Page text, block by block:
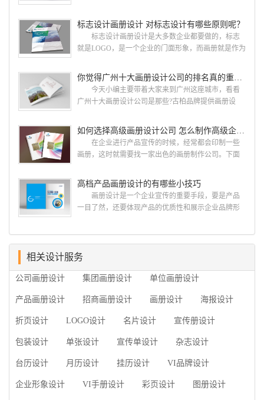
就给大家说说广州画册设计找哪家公司。 广州画
册设计哪家公司好？本地人都会选择古柏品牌设
计 广州古柏品牌设计有限公司成立于2004年，是
由一群专业、独特的IT精英组成的团队。一直以来，
国网络应用的现状和趋势有很深的...
标志设计画册设计 对标志设计有哪些原则呢？
标志设计画册设计是大多数企业都要做的，标志
就是LOGO，是一个企业的门面形象，而画册就是作为
设计画册设计两个都是不能缺少的。标志设计画册设
计 简练、概括、完美!即要成功到几乎找不至更好
的替代方案的程度是我们的目标，其难度比之其它任
何艺术设计都要大得多。因此古柏品牌设计对标志设
用目的、适用范畴并深刻...
今天小编主要带着大家来到广州这座城市，看看
广州十大画册设计公司是那些?古柏品牌提供画册设
计经验,服务过3000多家的广州集团/单位/产品/目录画
册设计/印刷公司。相信不少喜欢设计的小伙伴都会对
今天的内容感兴趣吧! 一、广州的古柏设计 古
柏品牌设计系品牌策划与推广，企业vi形象设计、平面
广的专业...
在企业进行产品宣传的时候，经常都会印制一些
画册，这时就需要找一家出色的画册制作公司。下面
司，怎么制作高级企业画册?高级画册设计公司 如
何选择高级画册设计公司 首先是员工的能力是否
过硬。这包括调研人员观察捕捉信息、与企业顺利沟
通进而获取重要信息的能力;摄影人员拍摄出真实有效
练掌握制作软件，深谙画册设...
高档产品画册设计的有哪些小技巧
画册设计是一个企业宣传的重要手段，要是产品
一目了然，还要体现产品的优质性和展示企业品牌形
产品画册设计要注重企业文化，引起客户关注 现
在企业都在使用产品画册来进行市场宣传，高档产品
个成功的高档产品画册设计，能够将一个公司的企业
相关设计服务
公司画册设计 集团画册设计 单位画册设计
产品画册设计 招商画册设计 画册设计 海报设计
折页设计 LOGO设计 名片设计 宣传册设计
包装设计 单张设计 宣传单设计 杂志设计
台历设计 月历设计 挂历设计 VI品牌设计
企业形象设计 VI手册设计 彩页设计 图册设计